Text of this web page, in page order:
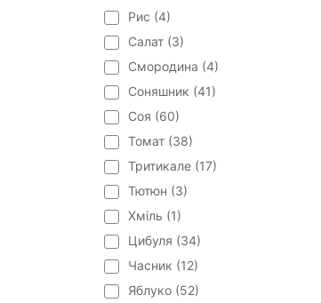
Рис (4)
Салат (3)
Смородина (4)
Соняшник (41)
Соя (60)
Томат (38)
Тритикале (17)
Тютюн (3)
Хміль (1)
Цибуля (34)
Часник (12)
Яблуко (52)